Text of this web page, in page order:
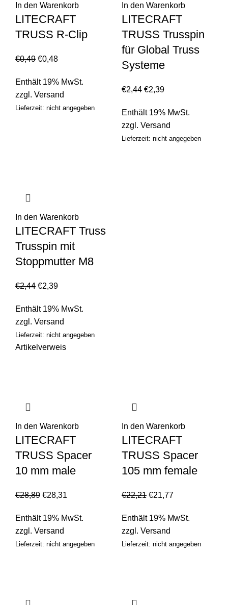
In den Warenkorb
LITECRAFT
TRUSS R-Clip
€0,49 €0,48
Enthält 19% MwSt.
zzgl. Versand
Lieferzeit: nicht angegeben
In den Warenkorb
LITECRAFT
TRUSS Trusspin
für Global Truss
Systeme
€2,44 €2,39
Enthält 19% MwSt.
zzgl. Versand
Lieferzeit: nicht angegeben
In den Warenkorb
LITECRAFT Truss
Trusspin mit
Stoppmutter M8
€2,44 €2,39
Enthält 19% MwSt.
zzgl. Versand
Lieferzeit: nicht angegeben
Artikelverweis
In den Warenkorb
LITECRAFT
TRUSS Spacer
10 mm male
€28,89 €28,31
Enthält 19% MwSt.
zzgl. Versand
Lieferzeit: nicht angegeben
In den Warenkorb
LITECRAFT
TRUSS Spacer
105 mm female
€22,21 €21,77
Enthält 19% MwSt.
zzgl. Versand
Lieferzeit: nicht angegeben